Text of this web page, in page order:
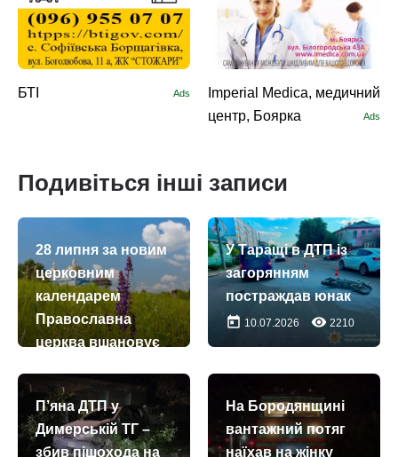
БТІ Ads
Imperial Medica, медичний
центр, Боярка
Ads
Подивіться інші записи
28 липня за новим
церковним
календарем
Православна
церква вшановує
із 70-ти – Прохора,
Ніканора,
Пармена, Тимона
У Таращі в ДТП із
загорянням
постраждав юнак
today 10.07.2026 remove_red_eye 2210
П’яна ДТП у
Димерській ТГ –
збив пішохода на
На Бородянщині
вантажний потяг
наїхав на жінку